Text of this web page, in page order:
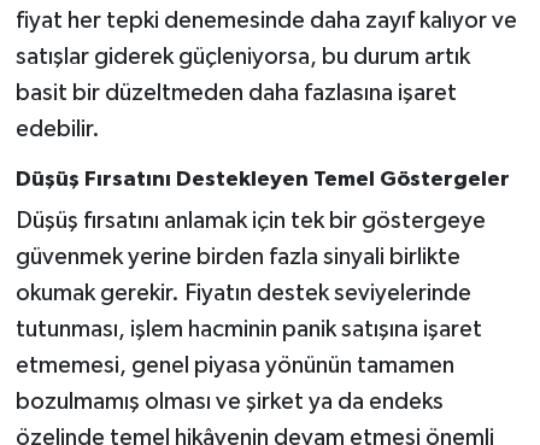
fiyat her tepki denemesinde daha zayıf kalıyor ve
satışlar giderek güçleniyorsa, bu durum artık
basit bir düzeltmeden daha fazlasına işaret
edebilir.
Düşüş Fırsatını Destekleyen Temel Göstergeler
Düşüş fırsatını anlamak için tek bir göstergeye
güvenmek yerine birden fazla sinyali birlikte
okumak gerekir. Fiyatın destek seviyelerinde
tutunması, işlem hacminin panik satışına işaret
etmemesi, genel piyasa yönünün tamamen
bozulmamış olması ve şirket ya da endeks
özelinde temel hikâyenin devam etmesi önemli